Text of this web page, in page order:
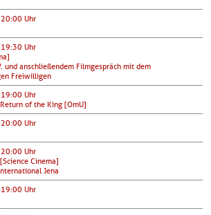
20:00 Uhr
19:30 Uhr
und anschließendem Filmgespräch mit dem
Freiwilligen
19:00 Uhr
of the King [OmU]
20:00 Uhr
20:00 Uhr
Cinema]
Jena
19:00 Uhr